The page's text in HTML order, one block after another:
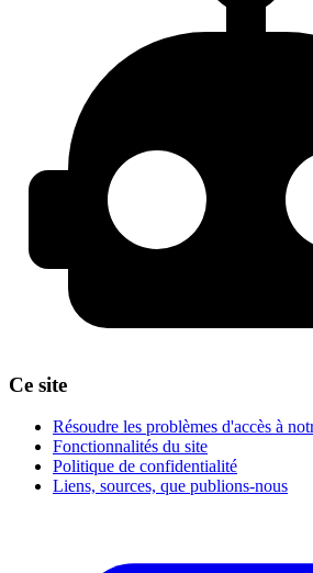
Ce site
Résoudre les problèmes d'accès à
Fonctionnalités du site
Politique de confidentialité
Liens, sources, que publions-nous